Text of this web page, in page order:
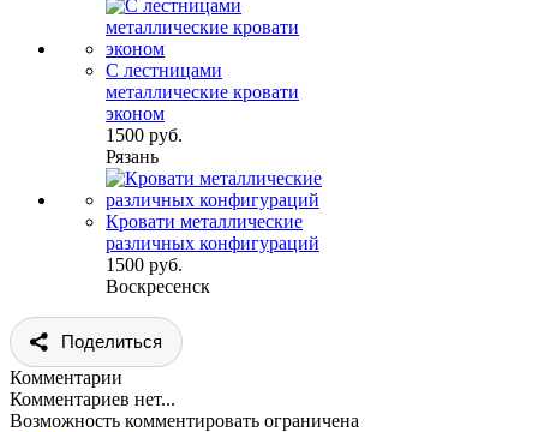
С лестницами
металлические кровати
эконом
1500 руб.
Рязань
Кровати металлические
различных конфигураций
1500 руб.
Воскресенск
Поделиться
Комментарии
Комментариев нет...
Возможность комментировать ограничена